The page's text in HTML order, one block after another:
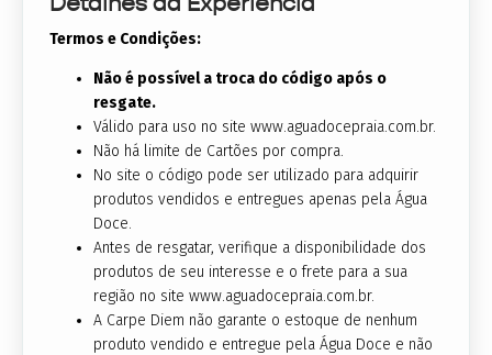
Termos e Condições:
Não é possível a troca do código após o
resgate.
Válido para uso no site www.aguadocepraia.com.br.
Não há limite de Cartões por compra.
No site o código pode ser utilizado para adquirir
produtos vendidos e entregues apenas pela Água
Doce.
Antes de resgatar, verifique a disponibilidade dos
produtos de seu interesse e o frete para a sua
região no site www.aguadocepraia.com.br.
A Carpe Diem não garante o estoque de nenhum
produto vendido e entregue pela Água Doce e não